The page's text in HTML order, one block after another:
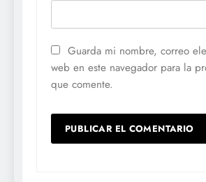
Guarda mi nombre, correo
web en este navegador para la
que comente.